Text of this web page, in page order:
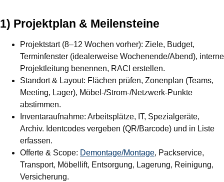
1) Projektplan & Meilensteine
Projektstart (8–12 Wochen vorher): Ziele, Budget,
Terminfenster (idealerweise Wochenende/Abend), interne
Projektleitung benennen, RACI erstellen.
Standort & Layout: Flächen prüfen, Zonenplan (Teams,
Meeting, Lager), Möbel-/Strom-/Netzwerk-Punkte
abstimmen.
Inventaraufnahme: Arbeitsplätze, IT, Spezialgeräte,
Archiv. Identcodes vergeben (QR/Barcode) und in Liste
erfassen.
Offerte & Scope: Demontage/Montage, Packservice,
Transport, Möbellift, Entsorgung, Lagerung, Reinigung,
Versicherung.